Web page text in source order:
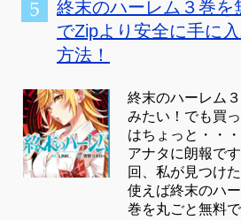
終末のハーレム３巻を
でZipより安全に手に
方法！
終末のハーレム
みたい！でも買
はちょっと・・
アナタに朗報で
回、私が見つけ
使えば終末のハ
巻を丸ごと無料